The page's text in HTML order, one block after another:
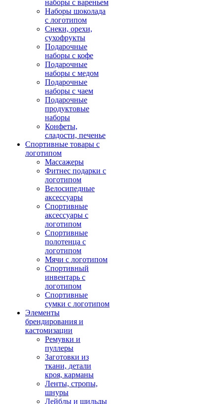
наборы с вареньем
Наборы шоколада
с логотипом
Снеки, орехи,
сухофрукты
Подарочные
наборы с кофе
Подарочные
наборы с медом
Подарочные
наборы с чаем
Подарочные
продуктовые
наборы
Конфеты,
сладости, печенье
Спортивные товары с
логотипом
Массажеры
Фитнес подарки с
логотипом
Велосипедные
аксессуары
Спортивные
аксессуары с
логотипом
Спортивные
полотенца с
логотипом
Мячи с логотипом
Спортивный
инвентарь с
логотипом
Спортивные
сумки с логотипом
Элементы
брендирования и
кастомизации
Ремувки и
пуллеры
Заготовки из
ткани, детали
кроя, карманы
Ленты, стропы,
шнуры
Лейблы и шильды